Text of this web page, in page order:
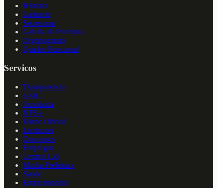
Historia
Gabinete
Secretarias
Galeria de Prefeitos
Organograma
Quadro Funcional
Servicos
Transparencia
e-SIC
Ouvidoria
NFS-e
Diario Oficial
Licitacoes
Concursos
Empregos
Central 156
Minha Prefeitura
Saude
Empreendedor